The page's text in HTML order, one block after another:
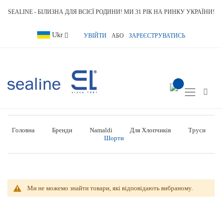
SEALINE - БІЛИЗНА ДЛЯ ВСІЄЇ РОДИНИ! МИ 31 РІК НА РИНКУ УКРАЇНИ!
Language
Ukr УВІЙТИ АБО ЗАРЕЄСТРУВАТИСЬ
Nav
item(s) -
Головна Бренди Namaldi Для Хлопчиків
Труси
Шорти
Ми не можемо знайти товари, які відповідають вибраному.